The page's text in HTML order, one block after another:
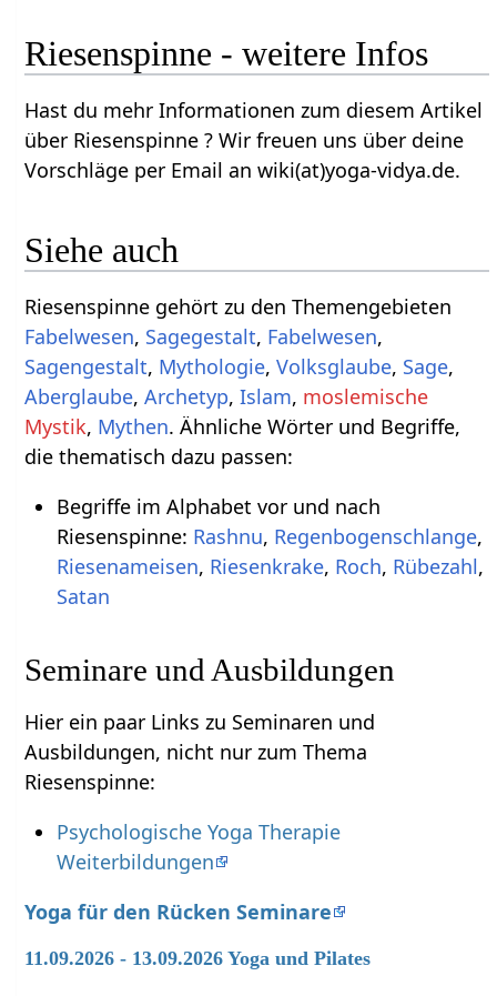
Riesenspinne - weitere Infos
Hast du mehr Informationen zum diesem Artikel
über Riesenspinne ? Wir freuen uns über deine
Vorschläge per Email an wiki(at)yoga-vidya.de.
Siehe auch
Riesenspinne gehört zu den Themengebieten
Fabelwesen, Sagegestalt, Fabelwesen,
Sagengestalt, Mythologie,Volksglaube, Sage,
Aberglaube,Archetyp,Islam, moslemische
Mystik, Mythen. Ähnliche Wörter und Begriffe,
die thematisch dazu passen:
Begriffe im Alphabet vor und nach
Riesenspinne: Rashnu, Regenbogenschlange,
Riesenameisen, Riesenkrake, Roch, Rübezahl,
Satan
Seminare und Ausbildungen
Hier ein paar Links zu Seminaren und
Ausbildungen, nicht nur zum Thema
Riesenspinne:
Psychologische Yoga Therapie
Weiterbildungen
Yoga für den Rücken Seminare
11.09.2026 - 13.09.2026 Yoga und Pilates